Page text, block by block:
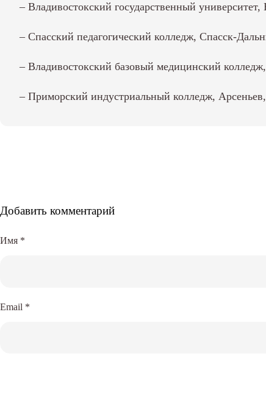
– Владивостокский государственный
– Спасский педагогический колледж, Спасск-
– Владивостокский базовый медицинский
– Приморский индустриальный колледж,
Добавить комментарий
Имя *
Email *